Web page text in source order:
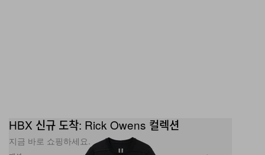
HBX 신규 도착: Rick Owens 컬렉션
지금 바로 쇼핑하세요.